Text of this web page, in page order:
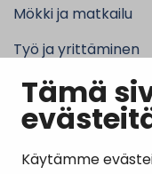
Tämä
Käytämme
Mökki ja matkailu
Työ ja yrittäminen
Kunta ja hallinto